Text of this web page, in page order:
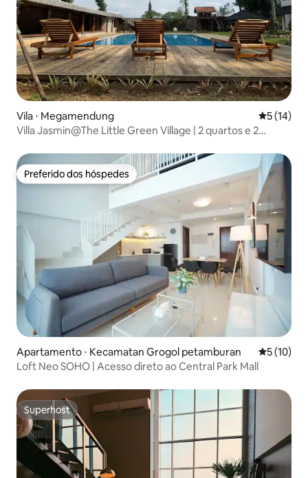
Vila ⋅ Megamendung 5 de uma
5 (14)
Villa Jasmin@The Little Green Village | 2 quartos e 2
Preferido dos hóspedes
Preferido dos hóspedes
Apartamento ⋅ Kecamatan Grogol petamburan 5 de uma
5 (10)
Loft Neo SOHO | Acesso direto ao Central Park Mall
Superhost
Superhost